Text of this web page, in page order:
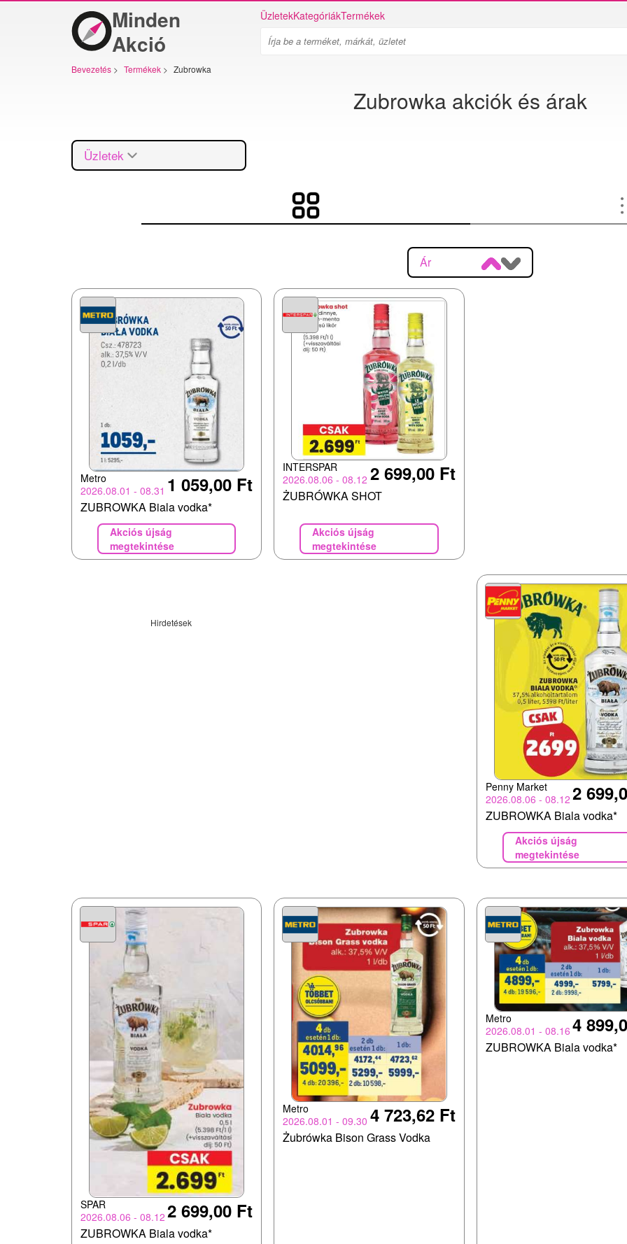
Minden
Akció
ÜzletekKategóriákTermékek
Bevezetés > Termékek > Zubrowka
Zubrowka akciók és árak
Üzletek
Ár
Metro
2026.08.01 - 08.31 1 059,00 Ft
ZUBROWKA Biala vodka*
Akciós újság
megtekintése
INTERSPAR
2026.08.06 - 08.12 2 699,00 Ft
ŻUBRÓWKA SHOT
Akciós újság
megtekintése
Hirdetések
Penny Market
2026.08.06 - 08.12 2
ZUBROWKA Biala vodka*
Akciós újság
megtekintése
SPAR
2026.08.06 - 08.12 2 699,00 Ft
ZUBROWKA Biala vodka*
Metro
2026.08.01 - 09.30 4 723,62 Ft
Żubrówka Bison Grass Vodka
Metro
2026.08.01 - 08.16 4
ZUBROWKA Biala vodka*